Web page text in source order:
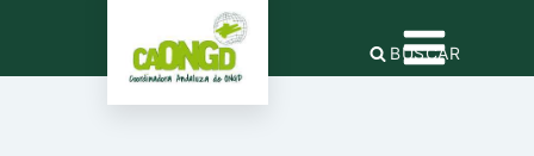
BUSCAR